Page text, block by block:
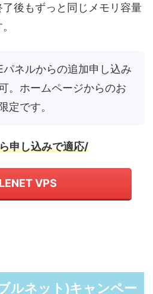
後もずっと同じメモリ容量
パネルからの追加申し込み
。ホームページからのお
定です。
申し込みで適応/
VPS
ルネット)キャンペー